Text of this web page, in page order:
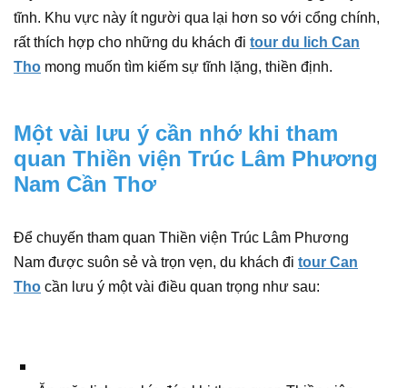
tĩnh. Khu vực này ít người qua lại hơn so với cổng chính,
rất thích hợp cho những du khách đi tour du lich Can
Tho mong muốn tìm kiếm sự tĩnh lặng, thiền định.
Một vài lưu ý cần nhớ khi tham
quan Thiền viện Trúc Lâm Phương
Nam Cần Thơ
Để chuyến tham quan Thiền viện Trúc Lâm Phương
Nam được suôn sẻ và trọn vẹn, du khách đi tour Can
Tho cần lưu ý một vài điều quan trọng như sau: